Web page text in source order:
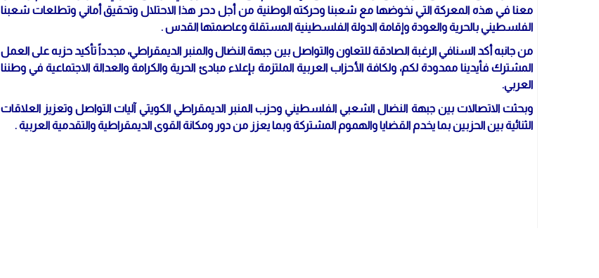
معنا في هذه المعركة التي نخوضها مع شعبنا وحركته الوطنية من أجل دحر هذا الاحتلال وتحقيق أماني وتطلعات شعبنا
الفلسطيني بالحرية والعودة وإقامة الدولة الفلسطينية المستقلة وعاصمتها القدس .
من جانبه أكد السنافي الرغبة الصادقة للتعاون والتواصل بين جبهة النضال والمنبر الديمقراطي، مجدداً تأكيد حزبه على العمل
المشترك فأيدينا ممدودة لكم، ولكافة الأحزاب العربية الملتزمة بإعلاء مبادئ الحرية والكرامة والعدالة الاجتماعية في وطننا
العربي.
وبحثت الاتصالات بين جبهة النضال الشعبي الفلسطيني وحزب المنبر الديمقراطي الكويتي آليات التواصل وتعزيز العلاقات
الثنائية بين الحزبين بما يخدم القضايا والهموم المشتركة وبما يعزز من دور ومكانة القوى الديمقراطية والتقدمية العربية .